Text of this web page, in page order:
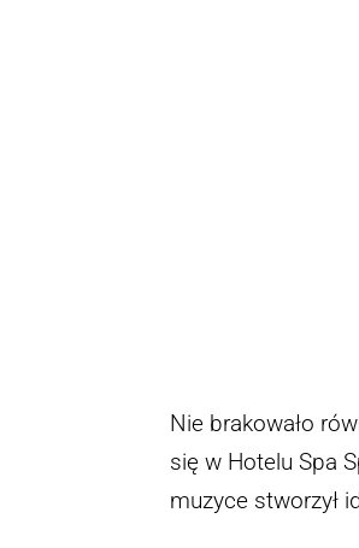
Nie brakowało
się w Hotelu Spa
muzyce stworzył